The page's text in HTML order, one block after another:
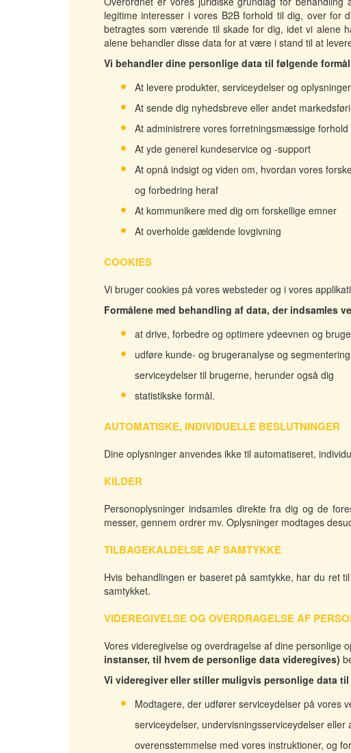
legitime interesser i vores B2B forhold til dig, over for
betragtes som værende til skade for dig, idet vi alene
alene behandler disse data for at være i stand til at
Vi behandler dine personlige data til følgende
At levere produkter, serviceydelser og
At sende dig nyhedsbreve eller andet
At administrere vores forretningsmæssige
At yde generel kundeservice og -support
At opnå indsigt og viden om, hvordan vores
og forbedring heraf
At kommunikere med dig om forskellige emner
At overholde gældende lovgivning
COOKIES
Vi bruger cookies på vores websteder og i vores
Formålene med behandling af data, der indsamles
at drive, forbedre og optimere ydeevnen og
udføre kunde- og brugeranalyse og
serviceydelser til brugerne, herunder også dig
statistikske formål.
AUTOMATISKE, INDIVIDUELLE BESLUTNINGER
Dine oplysninger anvendes ikke til automatiseret,
KILDER
Personoplysninger indsamles direkte fra dig og de
messer, gennem ordrer mv. Oplysninger modtages
TILBAGEKALDELSE AF SAMTYKKE
Hvis behandlingen er baseret på samtykke, har du ret
samtykket.
VIDEREGIVELSE OG OVERDRAGELSE AF
Vores videregivelse og overdragelse af dine personlige
instanser, til hvem de personlige data videregives)
Vi videregiver eller stiller muligvis personlige data
Modtagere, der udfører serviceydelser på vores
serviceydelser, undervisningsserviceydelser
overensstemmelse med vores instruktioner, og